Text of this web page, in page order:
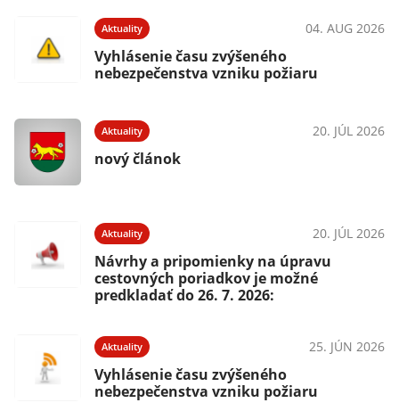
Aktuality 04. AUG 2026
Vyhlásenie času zvýšeného
nebezpečenstva vzniku požiaru
Aktuality 20. JÚL 2026
nový článok
Aktuality 20. JÚL 2026
Návrhy a pripomienky na úpravu
cestovných poriadkov je možné
predkladať do 26. 7. 2026:
Aktuality 25. JÚN 2026
Vyhlásenie času zvýšeného
nebezpečenstva vzniku požiaru